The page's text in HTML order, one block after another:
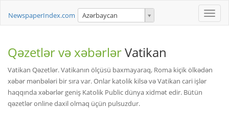
Toggle
NewspaperIndex.com Azərbaycan
Qəzetlər və xəbərlərVatikan
Vatikan Qəzetlər. Vatikanın ölçüsü baxmayaraq, Roma kiçik ölkədən
xəbər mənbələri bir sıra var. Onlar katolik kilsə və Vatikan cari işlər
haqqında xəbərlər geniş Katolik Public dünya xidmət edir. Bütün
qəzetlər online daxil olmaq üçün pulsuzdur.